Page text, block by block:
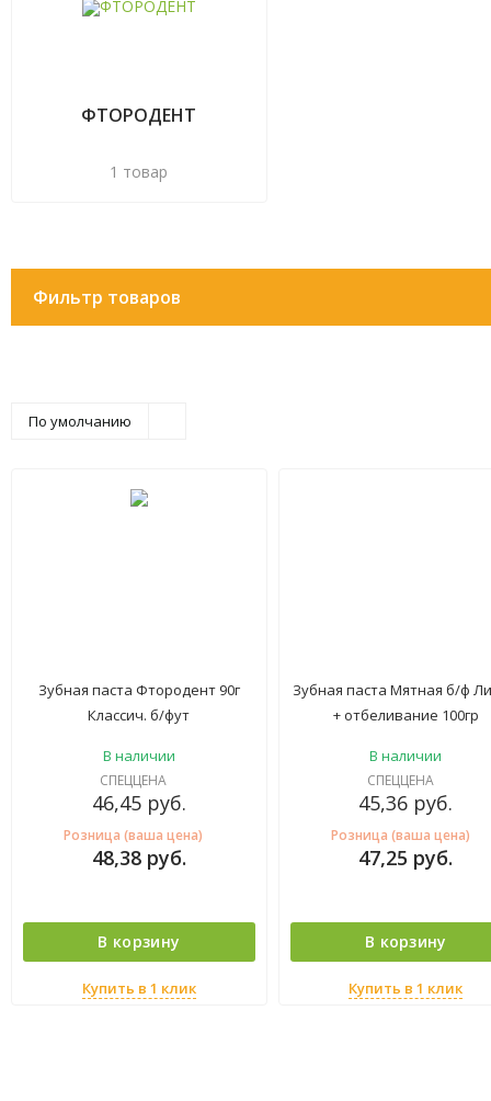
ФТОРОДЕНТ
1 товар
Фильтр товаров
По умолчанию
Зубная паста Фтородент 90г
Классич. б/фут
В наличии
СПЕЦЦЕНА
46,45 руб.
Розница (ваша цена)
48,38 руб.
В корзину
Купить в 1 клик
Зубная паста Мятная б/ф
+ отбеливание 100гр
В наличии
СПЕЦЦЕНА
45,36 руб.
Розница (ваша цена)
47,25 руб.
В корзину
Купить в 1 клик